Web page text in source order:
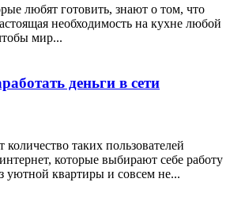
любят готовить, знают о том, что
необходимость на кухне любой
мир...
деньги в сети
таких пользователей
которые выбирают себе работу
уютной квартиры и совсем не...